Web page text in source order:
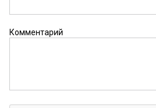
Комментарий